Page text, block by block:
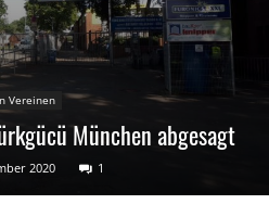
Vereinen
München abgesagt
2020 1